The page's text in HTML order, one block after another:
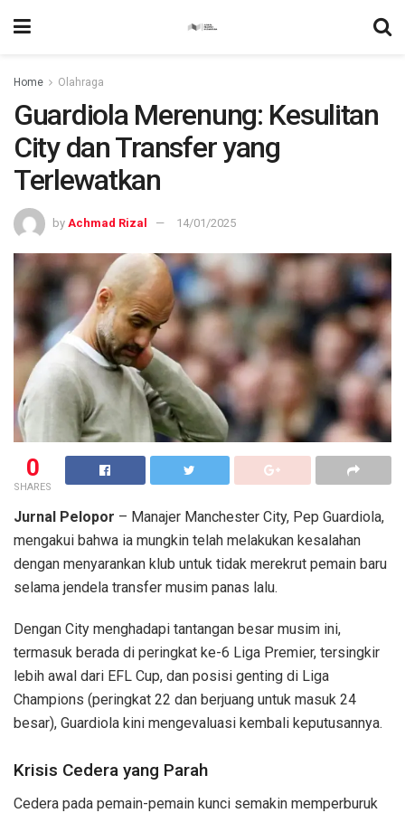
Home Olahraga
Guardiola Merenung: Kesulitan
City dan Transfer yang
Terlewatkan
by Achmad Rizal 14/01/2025
0
SHARES
Jurnal Pelopor – Manajer Manchester City, Pep Guardiola,
mengakui bahwa ia mungkin telah melakukan kesalahan
dengan menyarankan klub untuk tidak merekrut pemain baru
selama jendela transfer musim panas lalu.
Dengan City menghadapi tantangan besar musim ini,
termasuk berada di peringkat ke-6 Liga Premier, tersingkir
lebih awal dari EFL Cup, dan posisi genting di Liga
Champions (peringkat 22 dan berjuang untuk masuk 24
besar), Guardiola kini mengevaluasi kembali keputusannya.
Krisis Cedera yang Parah
Cedera pada pemain-pemain kunci semakin memperburuk